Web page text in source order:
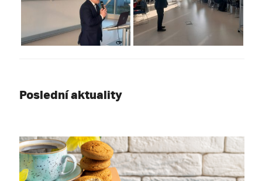
Poslední aktuality